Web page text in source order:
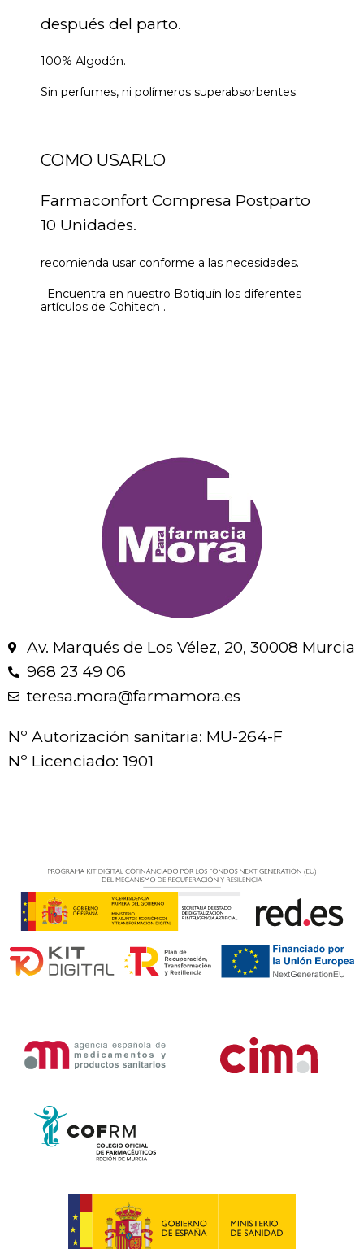
después del parto.
100% Algodón.
Sin perfumes, ni polímeros superabsorbentes.
COMO USARLO
Farmaconfort Compresa Postparto
10 Unidades.
recomienda usar conforme a las necesidades.
Encuentra en nuestro Botiquín los diferentes
artículos de Cohitech .
Av. Marqués de Los Vélez, 20, 30008 Murcia
968 23 49 06
teresa.mora@farmamora.es
Nº Autorización sanitaria: MU-264-F
Nº Licenciado: 1901